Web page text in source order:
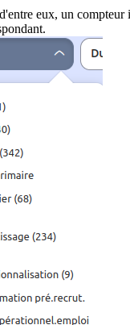
eux, un compteur